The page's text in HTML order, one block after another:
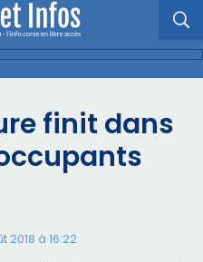
finit dans
2018 à 16:22